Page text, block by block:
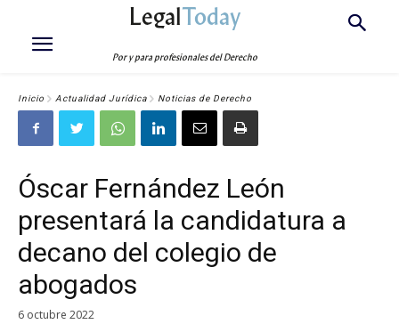
LegalToday
Por y para profesionales del Derecho
Inicio Actualidad Jurídica Noticias de Derecho
Óscar Fernández León
presentará la candidatura a
decano del colegio de
abogados
6 octubre 2022